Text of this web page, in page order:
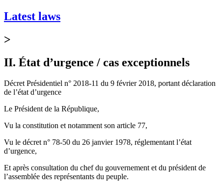
Latest laws
>
II. État d’urgence / cas exceptionnels
Décret Présidentiel n° 2018-11 du 9 février 2018, portant déclaration
de l’état d’urgence
Le Président de la République,
Vu la constitution et notamment son article 77,
Vu le décret n° 78-50 du 26 janvier 1978, réglementant l’état
d’urgence,
Et après consultation du chef du gouvernement et du président de
l’assemblée des représentants du peuple.